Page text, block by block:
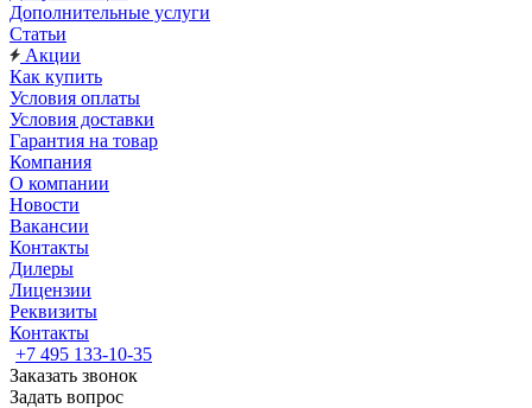
Дополнительные услуги
Статьи
Акции
Как купить
Условия оплаты
Условия доставки
Гарантия на товар
Компания
О компании
Новости
Вакансии
Контакты
Дилеры
Лицензии
Реквизиты
Контакты
+7 495 133-10-35
Заказать звонок
Задать вопрос